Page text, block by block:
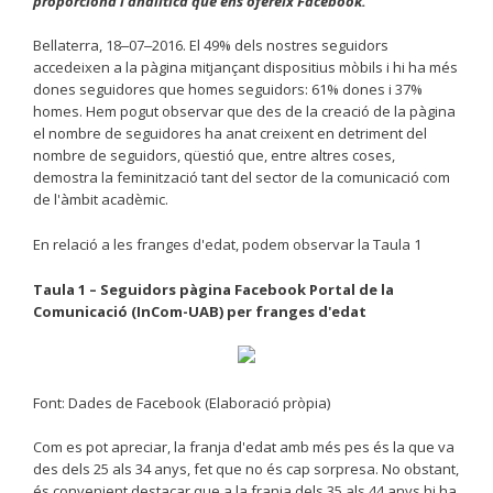
Bellaterra, 18‒07‒2016. El 49% dels nostres seguidors
accedeixen a la pàgina mitjançant dispositius mòbils i hi ha més
dones seguidores que homes seguidors: 61% dones i 37%
homes. Hem pogut observar que des de la creació de la pàgina
el nombre de seguidores ha anat creixent en detriment del
nombre de seguidors, qüestió que, entre altres coses,
demostra la feminització tant del sector de la comunicació com
de l'àmbit acadèmic.
En relació a les franges d'edat, podem observar la Taula 1
Taula 1 – Seguidors pàgina Facebook Portal de la
Comunicació (InCom-UAB) per franges d'edat
Font: Dades de Facebook (Elaboració pròpia)
Com es pot apreciar, la franja d'edat amb més pes és la que va
des dels 25 als 34 anys, fet que no és cap sorpresa. No obstant,